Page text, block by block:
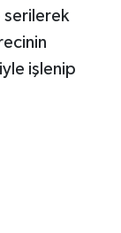
serilerek
işlenip